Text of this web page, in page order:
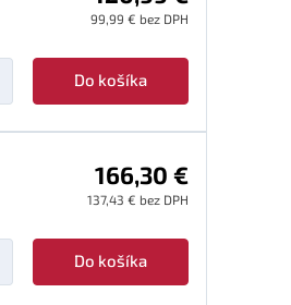
99,99 € bez DPH
Do košíka
166,30 €
137,43 € bez DPH
Do košíka